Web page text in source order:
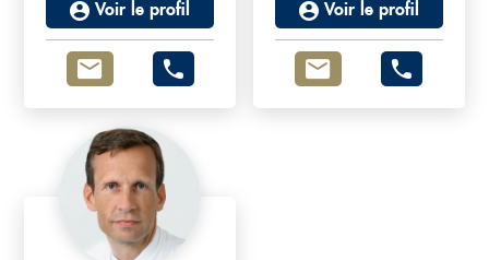
Voir le profil Voir le profil